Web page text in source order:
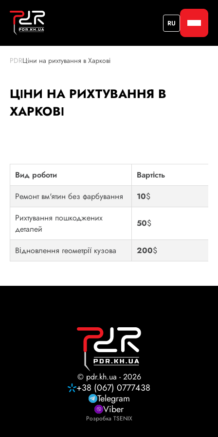
RU
PDRЦіни на рихтування в Харкові
ЦІНИ НА РИХТУВАННЯ В
ХАРКОВІ
Вид роботи
Вартість
Ремонт вм'ятин без фарбування
10$
Рихтування пошкоджених
деталей
50$
Відновлення геометрії кузова 200$
© pdr.kh.ua - 2026
+38 (067) 0777438
Telegram
Viber
Розробка TSENIX